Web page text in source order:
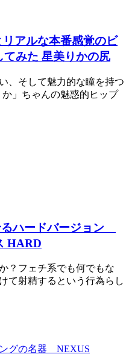
アルな本番感覚のビ
みた 星美りかの尻
、そして魅力的な瞳を持つ
」ちゃんの魅惑的ヒップ
るハードバージョン
HARD
？フェチ系でも何でもな
て射精するという行為らし
グの名器 NEXUS